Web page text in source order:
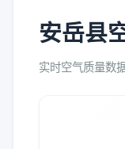
安岳县
实时空气质量数